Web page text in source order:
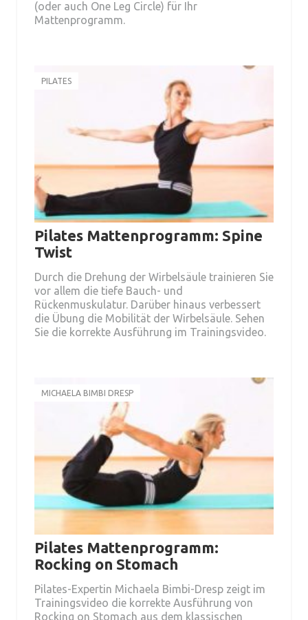
(oder auch One Leg Circle) für Ihr
Mattenprogramm.
PILATES
Pilates Mattenprogramm: Spine
Twist
Durch die Drehung der Wirbelsäule trainieren Sie
vor allem die tiefe Bauch- und
Rückenmuskulatur. Darüber hinaus verbessert
die Übung die Mobilität der Wirbelsäule. Sehen
Sie die korrekte Ausführung im Trainingsvideo.
MICHAELA BIMBI DRESP
Pilates Mattenprogramm:
Rocking on Stomach
Pilates-Expertin Michaela Bimbi-Dresp zeigt im
Trainingsvideo die korrekte Ausführung von
Rocking on Stomach aus dem klassischen